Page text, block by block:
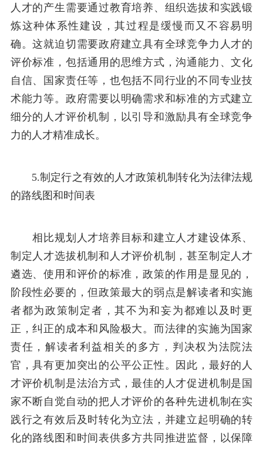
人才的产生需要通过教育培养、组织选拔和实践锻
炼这种体系性建设，其过程是缓慢而又不容易明
确。这就迫切需要政府建立具有全球竞争力人才的
评价标准，包括通用的思维方式，沟通能力、文化
自信、国家责任等，也包括不同行业的不同专业技
术能力等。政府需要以明确需求和标准的方式建立
细分的人才评价机制，以引导和激励具有全球竞争
力的人才精准成长。
5.制定行之有效的人才政策机制转化为法律法规
的路线图和时间表
相比规划人才培养目标和建立人才建设体系、
制定人才选拔机制和人才评价机制，甚至制定人才
遴选、使用和评价的标准，政策的作用是显见的，
阶段性必要的，但政策最大的弱点是解读者和实施
者都为政策制定者，其不为和妄为都难以及时更
正，纠正的成本和风险极大。而法律的实施为国家
责任，解读者利益相关的多方，判决权为法院法
官，具有更加突出的公平公正性。因此，最好的人
才评价机制是法治方式，最佳的人才促进机制是国
家不断自觉自动的把人才评价的各种先进机制在实
践行之有效后及时转化为立法，并建立起明确的转
化的路线图和时间表供多方共同推进监督，以保障